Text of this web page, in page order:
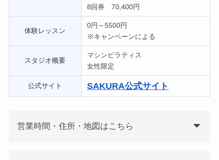
8回券 70,400円
体験レッスン
0円～5500円
※キャンペーンによる
スタジオ概要
マシンピラティス
女性限定
公式サイト SAKURA公式サイト
営業時間・住所・地図はこちら